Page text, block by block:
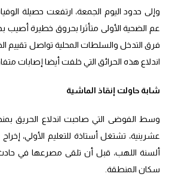
وإلى حدود اليوم الجمعة، ارتفعت حصيلة
عم الضحية الأولى متأثرا بحروق خطيرة أصيب بها
فرق التدخل والسلطات المحلية تواصل تقييم
اندلاع هذه الحرائق التي خلفت أيضا إصابات
شابة حاولت إنقاذ الماشية
وسط الفوضى التي صاحبت اندلاع الحريق
عشرينية، تشتغل أستاذة للتعليم الأولي،
ألسنة اللهب، قبل أن تلقى مصرعها في
سكان المنطقة.